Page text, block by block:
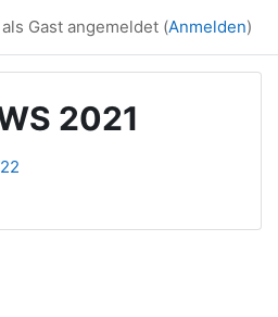
Gast angemeldet (Anmelden)
2021